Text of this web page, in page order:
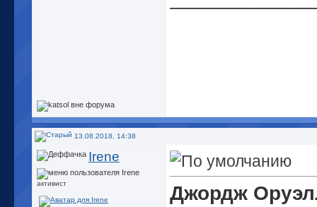
13.08.2018, 14:38
Irene
активист
Джордж